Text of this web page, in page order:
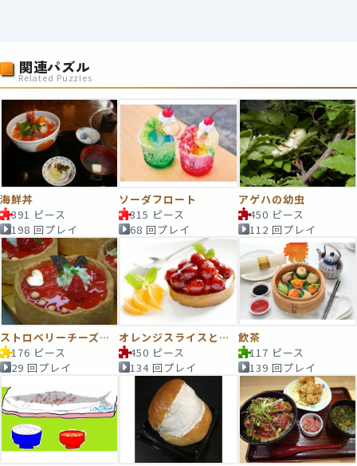
関連パズル
Related Puzzles
海鮮丼
391 ピース
198 回プレイ
ソーダフロート
315 ピース
68 回プレイ
アゲハの幼虫
450 ピース
112 回プレイ
ストロベリーチーズケーキ
176 ピース
29 回プレイ
オレンジスライスとフルーツのデザート
450 ピース
134 回プレイ
飲茶
117 ピース
139 回プレイ